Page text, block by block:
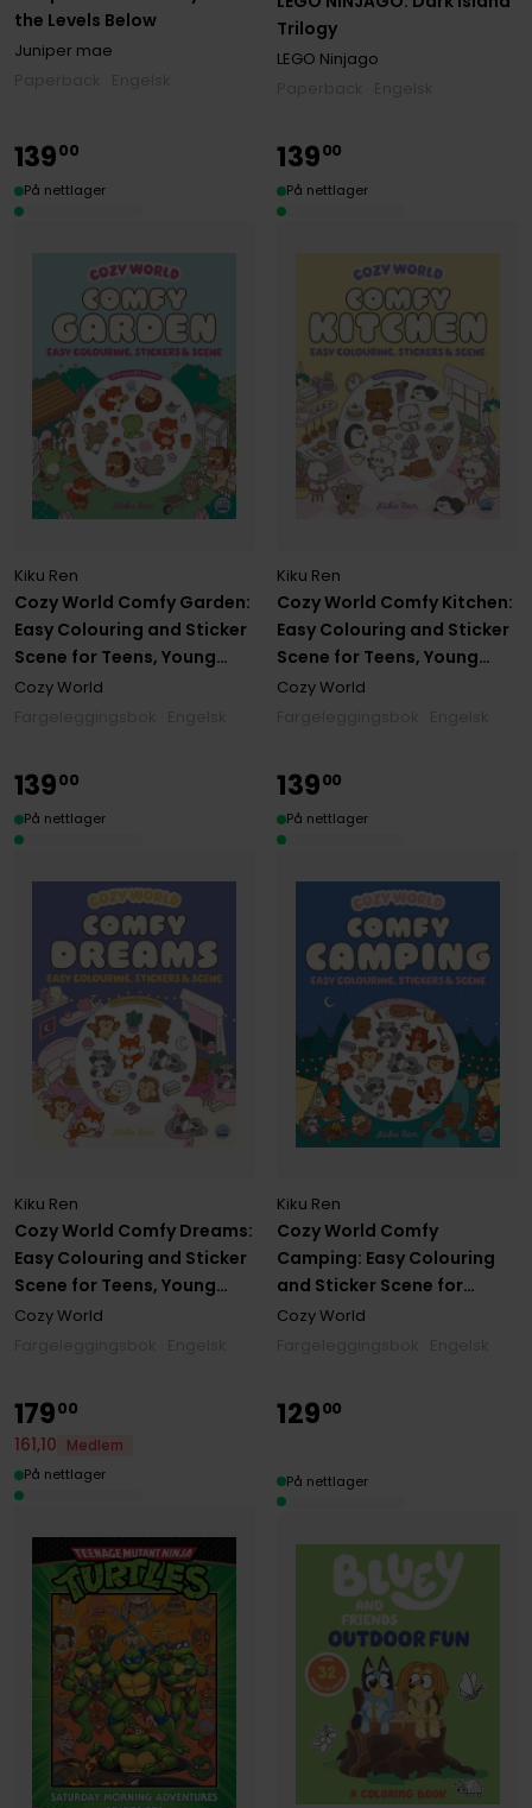
the Levels Below
Juniper mae
Trilogy
LEGO Ninjago
Cozy World Comfy Garden:
Easy Colouring and Sticker
Scene for Teens, Young
Adults and Adults
Kiku Ren
Cozy World
13900
På nettlager
Cozy World Comfy Kitchen:
Easy Colouring and Sticker
Scene for Teens, Young
Adults and Adults
Kiku Ren
Cozy World
13900
På nettlager
Cozy World Comfy Dreams:
Easy Colouring and Sticker
Scene for Teens, Young
Adults and Adults
Kiku Ren
Cozy World
13900
På nettlager
Cozy World Comfy
Camping: Easy Colouring
and Sticker Scene for
Teens, Young Adults and
Kiku Ren
Cozy World
13900
På nettlager
17900
161,10
Medlem
På nettlager
12900
På nettlager